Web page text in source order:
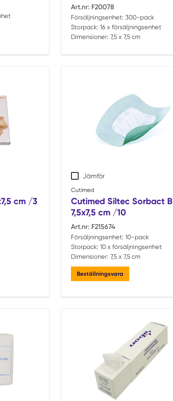
Art.nr: F20078
Försäljningsenhet: 300-pack
Storpack: 16 x försäljningsenhet
Dimensioner: 7,5 x 7,5 cm
cm /3
Jämför
Cutimed
Cutimed Siltec Sorbact B
7,5x7,5 cm /10
Art.nr: F215674
Försäljningsenhet: 10-pack
Storpack: 10 x försäljningsenhet
Dimensioner: 7,5 x 7,5 cm
Beställningsvara